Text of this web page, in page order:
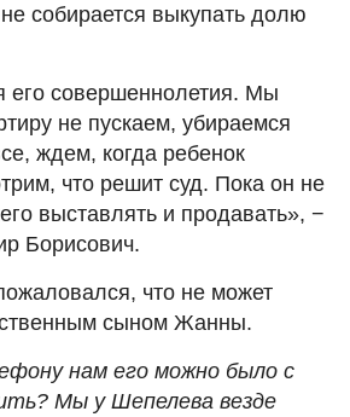
собирается выкупать долю
его совершеннолетия. Мы
не пускаем, убираемся
ждем, когда ребенок
что решит суд. Пока он не
выставлять и продавать», −
Борисович.
что не может
сыном Жанны.
нам его можно было с
Мы у Шепелева везде